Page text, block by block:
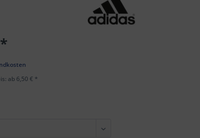
ab 6,50 € *